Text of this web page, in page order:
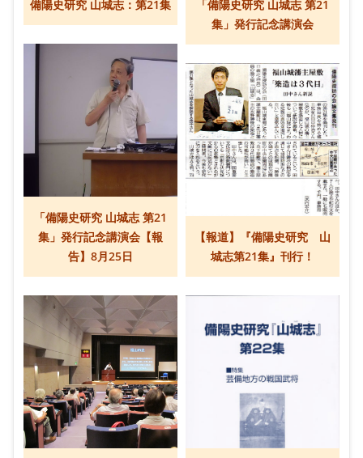
備陽史研究 山城志：第21集
「備陽史研究 山城志 第21
集」発行記念講演会
「備陽史研究 山城志 第21
集」発行記念講演会【報
告】8月25日
【報道】『備陽史研究 山
城志第21集』刊行！